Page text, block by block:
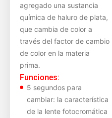
agregado una sustancia
química de haluro de plata,
que cambia de color a
través del factor de cambio
de color en la materia
prima.
Funciones:
5 segundos para
cambiar: la característica
de la lente fotocromática